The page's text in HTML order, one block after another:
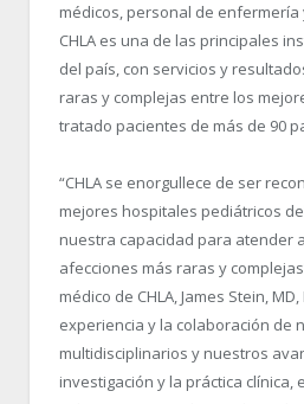
médicos, personal de
CHLA es una de las principales
del país, con servicios y
raras y complejas entre los
tratado pacientes de más de 90
“CHLA se enorgullece de ser
mejores hospitales pediátricos
nuestra capacidad para atender
afecciones más raras y
médico de CHLA, James Stein,
experiencia y la colaboración de
multidisciplinarios y nuestros
investigación y la práctica clínica,